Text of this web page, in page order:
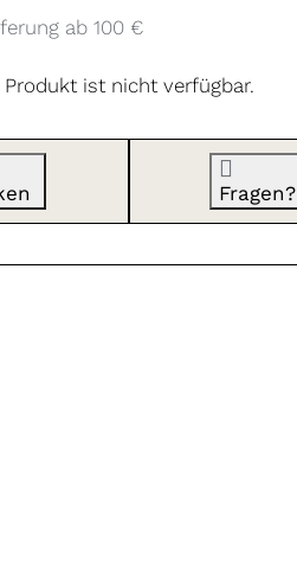
ab 100 €
Produkt ist nicht verfügbar.
Fragen?